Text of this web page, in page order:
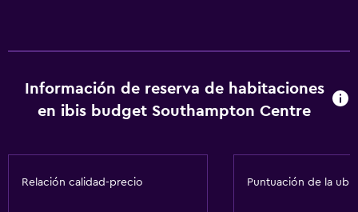
Para no fumadores
Almohada sin plumas
Información de reserva de habitaciones
en ibis budget Southampton Centre
Relación calidad-precio Puntuación de la